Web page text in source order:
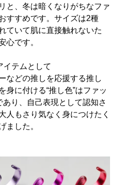
と、冬は暗くなりがちなファ
すすめです。サイズは2種
ていて肌に直接触れないた
心です。
イテムとして
などの推しを応援する推し
身に付ける“推し色”はファッ
り、自己表現として認知さ
人もさり気なく身につけたく
ました。